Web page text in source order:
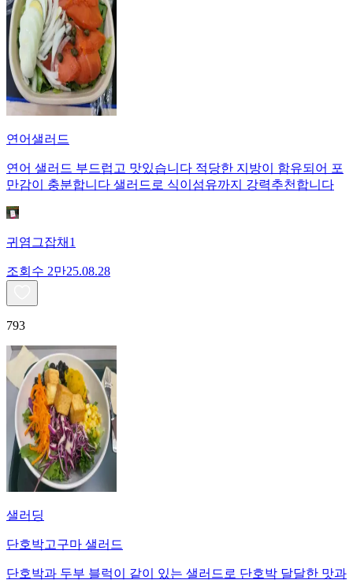
연어샐러드
연어 샐러드 부드럽고 맛있습니다 적당한 지방이 함유되어 포
만감이 충분합니다 샐러드로 식이섬유까지 강력추천합니다
귀염그잡채1
조회수 2만25.08.28
793
샐러딩
단호박고구마 샐러드
단호박과 두부 블럭이 같이 있는 샐러드로 단호박 달달한 맛과